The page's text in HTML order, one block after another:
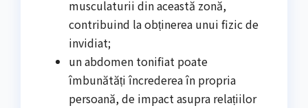
musculaturii din această zonă,
contribuind la obținerea unui fizic de
invidiat;
un abdomen tonifiat poate
îmbunătăți încrederea în propria
persoană, de impact asupra relațiilor